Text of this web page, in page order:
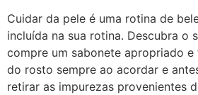
Cuidar da pele é uma rotina de
incluída na sua rotina. Descubra o
compre um sabonete apropriado e
do rosto sempre ao acordar e
retirar as impurezas provenientes